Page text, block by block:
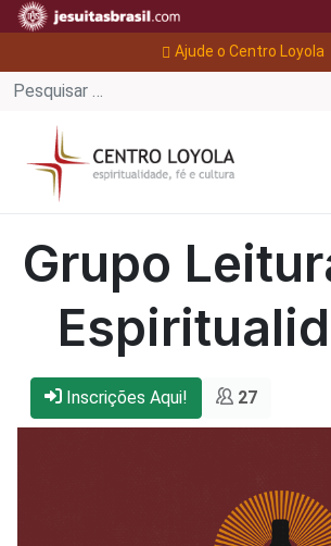
Ajude o Centro Loyola
Grupo
Inscrições Aqui! 27